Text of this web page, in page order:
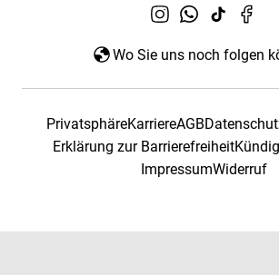
Wo Sie uns noch folgen
PrivatsphäreKarriereAGB
Erklärung zur Barrierefreiheit
ImpressumWiderruf